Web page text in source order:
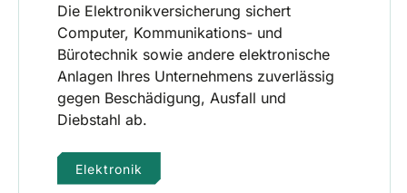
Die Elektronikversicherung sichert
Computer, Kommunikations- und
Bürotechnik sowie andere elektronische
Anlagen Ihres Unternehmens zuverlässig
gegen Beschädigung, Ausfall und
Diebstahl ab.
Elektronik